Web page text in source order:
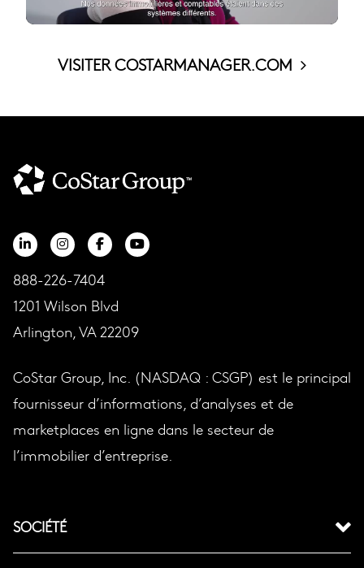
VISITER COSTARMANAGER.COM
888-226-7404
1201 Wilson Blvd
Arlington, VA 22209
CoStar Group, Inc. (NASDAQ : CSGP) est le principal
fournisseur d’informations, d’analyses et de
marketplaces en ligne dans le secteur de
l’immobilier d’entreprise.
SOCIÉTÉ